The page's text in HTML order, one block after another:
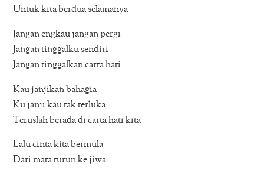
Untuk kita berdua selamanya
Jangan engkau jangan pergi
Jangan tinggalku sendiri
Jangan tinggalkan carta hati
Kau janjikan bahagia
Ku janji kau tak terluka
Teruslah berada di carta hati kita
Lalu cinta kita bermula
Dari mata turun ke jiwa